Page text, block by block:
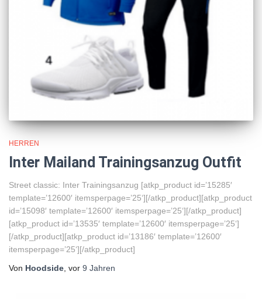
HERREN
Inter Mailand Trainingsanzug Outfit
Street classic: Inter Trainingsanzug [atkp_product id=’15285′
template=’12600′ itemsperpage=’25‘][/atkp_product][atkp_product
id=’15098′ template=’12600′ itemsperpage=’25‘][/atkp_product]
[atkp_product id=’13535′ template=’12600′ itemsperpage=’25‘]
[/atkp_product][atkp_product id=’13186′ template=’12600′
itemsperpage=’25‘][/atkp_product]
Von Hoodside, vor 9 Jahren